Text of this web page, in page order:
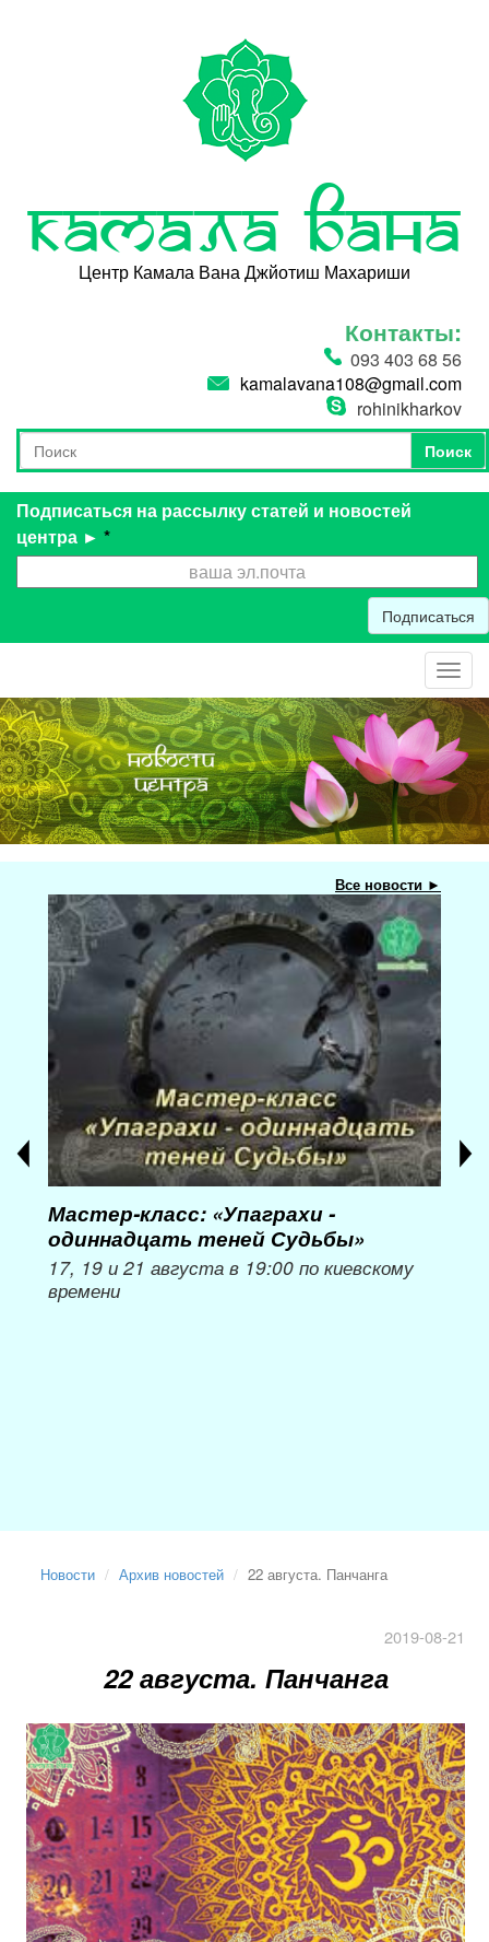
Камала Вана
Центр Камала Вана Джйотиш Махариши
Контакты:
093 403 68 56
kamalavana108@gmail.com
rohinikharkov
Форма поиска
Поиск
Поиск
Подписаться на рассылку статей и новостей
центра ► *
Подписаться
Все новости ►
Мастер-класс: «Упаграхи -
одиннадцать теней Судьбы»
17, 19 и 21 августа в 19:00 по киевскому
времени
Новости Архив новостей 22 августа. Панчанга
2019-08-21
22 августа. Панчанга